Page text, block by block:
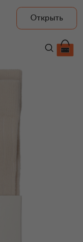
Открыть